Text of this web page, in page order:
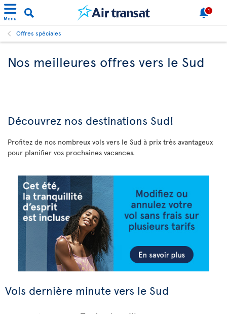
Menu
1
Offres spéciales
Nos meilleures offres vers le Sud
Découvrez nos destinations Sud!
Profitez de nos nombreux vols vers le Sud à prix très avantageux
pour planifier vos prochaines vacances.
Vols dernière minute vers le Sud